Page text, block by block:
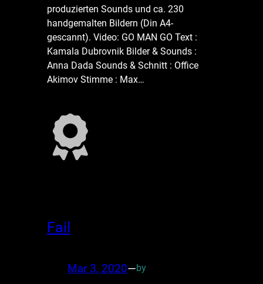
produzierten Sounds und ca. 230
handgemalten Bildern (Din A4-
gescannt). Video: GO MAN GO Text :
Kamala Dubrovnik Bilder & Sounds :
Anna Dada Sounds & Schnitt : Office
Akimov Stimme : Max…
Fail
Mar 3, 2020—by